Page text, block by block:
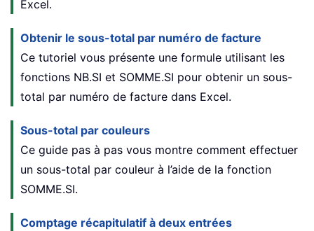
Excel.
Obtenir le sous-total par numéro de facture
Ce tutoriel vous présente une formule utilisant les
fonctions NB.SI et SOMME.SI pour obtenir un sous-
total par numéro de facture dans Excel.
Sous-total par couleurs
Ce guide pas à pas vous montre comment effectuer
un sous-total par couleur à l’aide de la fonction
SOMME.SI.
Comptage récapitulatif à deux entrées